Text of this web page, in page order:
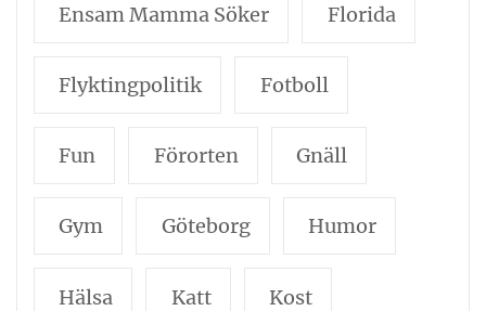
Ensam Mamma Söker Florida
Flyktingpolitik Fotboll
Fun Förorten Gnäll
Gym Göteborg Humor
Hälsa Katt Kost